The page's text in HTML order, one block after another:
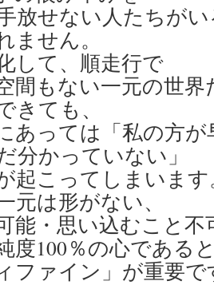
放せない人たちが
ません。
して、順走行で
間もない一元の世界
きても、
あっては「私の方
分かっていない」
起こってしまいます
元は形がない、
能・思い込むこと不
度100％の心である
ファイン」が重要で